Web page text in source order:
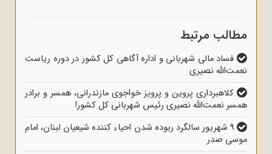
مطالب مرتبط
فساد مالی شهربانی و اداره آگاهی کل کشور در دوره ریاست
نعمت‌الله نصیری
کلاهبرداری پروین و پرویز خواجوی مازندرانی، همسر و برادر
همسر نعمت‌الله نصیری رئیس شهربانی کل کشور!
9 شهریور سالگرد ربوده شدن احیاء کننده شیعیان لبنان، امام
موسی صدر